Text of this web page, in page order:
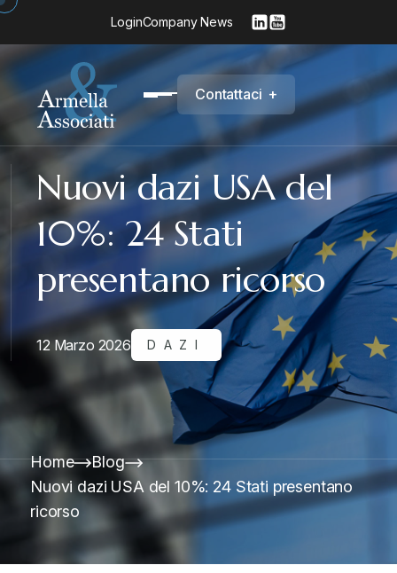
LoginCompany News
Contattaci +
Nuovi dazi USA del
10%: 24 Stati
presentano ricorso
12 Marzo 2026 DAZI
Home
Blog
Nuovi dazi USA del 10%: 24 Stati presentano
ricorso